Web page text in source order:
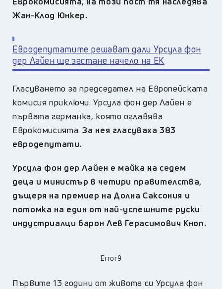
Жан-Клод Юнкер.
Евродепутатите решават дали Урсула фон
дер Лайен ще застане начело на ЕК
Гласуването за председател на Европейската
комисия приключи. Урсула фон дер Лайен е
първата германка, която оглавява
Еврокомисията. За нея гласуваха 383
евродепутати.
Урсула фон дер Лайен е майка на седем
деца и министър в четири правителства,
дъщеря на премиер на Долна Саксония и
потомка на един от най-успешните руски
индустриалци барон Лев Герасимович Кноп.
Error9
Първите 13 години от живота си Урсула фон